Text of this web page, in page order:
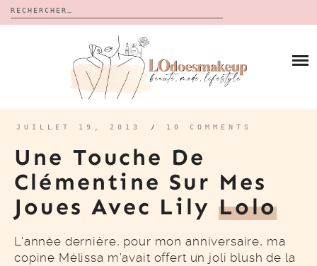
Rechercher :
CALENDRIERS DE L’AVENT
BON PLAN
À PROPOS
CONTACT
JUILLET 19, 2013 / 10 COMMENTS
Une Touche De
Clémentine Sur Mes
Joues Avec LilyLolo
L’année dernière, pour mon anniversaire, ma
copine Mélissa m’avait offert un joli blush de la